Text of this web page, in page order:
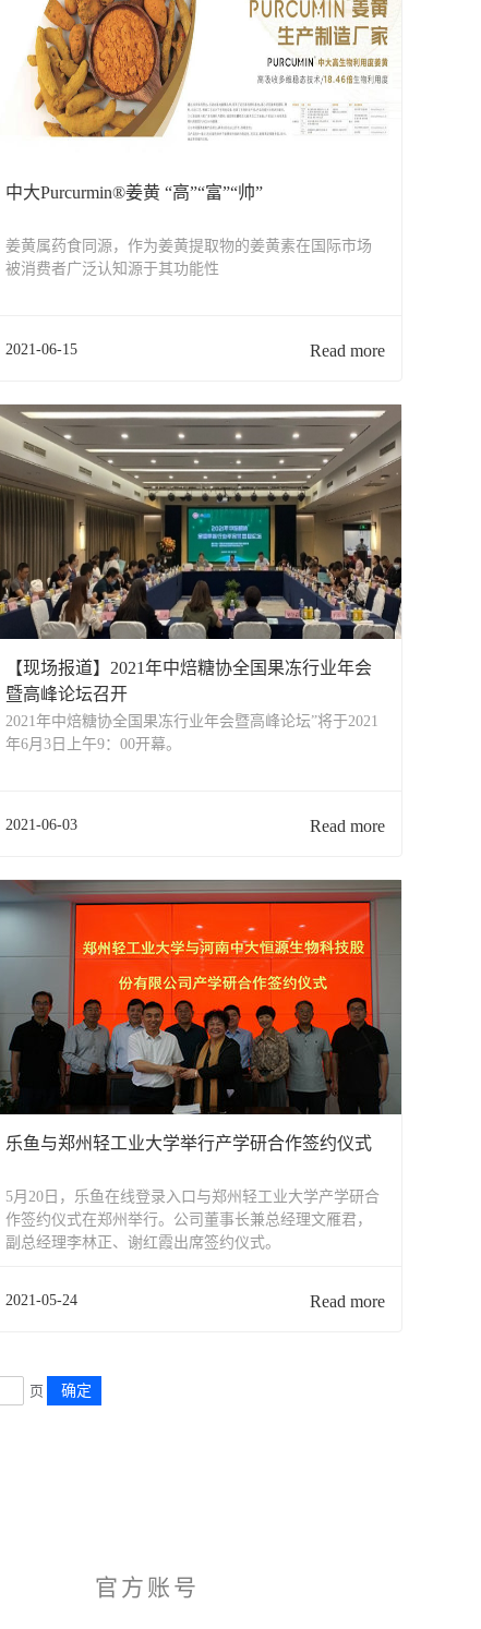
中大Purcurmin®姜黄 “高”“富”“帅”
姜黄属药食同源，作为姜黄提取物的姜黄素在国际市场
被消费者广泛认知源于其功能性
2021-06-15 Read more
【现场报道】2021年中焙糖协全国果冻行业年会
暨高峰论坛召开
2021年中焙糖协全国果冻行业年会暨高峰论坛”将于2021
年6月3日上午9：00开幕。
2021-06-03 Read more
乐鱼与郑州轻工业大学举行产学研合作签约仪式
5月20日，乐鱼在线登录入口与郑州轻工业大学产学研合
作签约仪式在郑州举行。公司董事长兼总经理文雁君，
副总经理李林正、谢红霞出席签约仪式。
2021-05-24 Read more
页 确定
官方账号